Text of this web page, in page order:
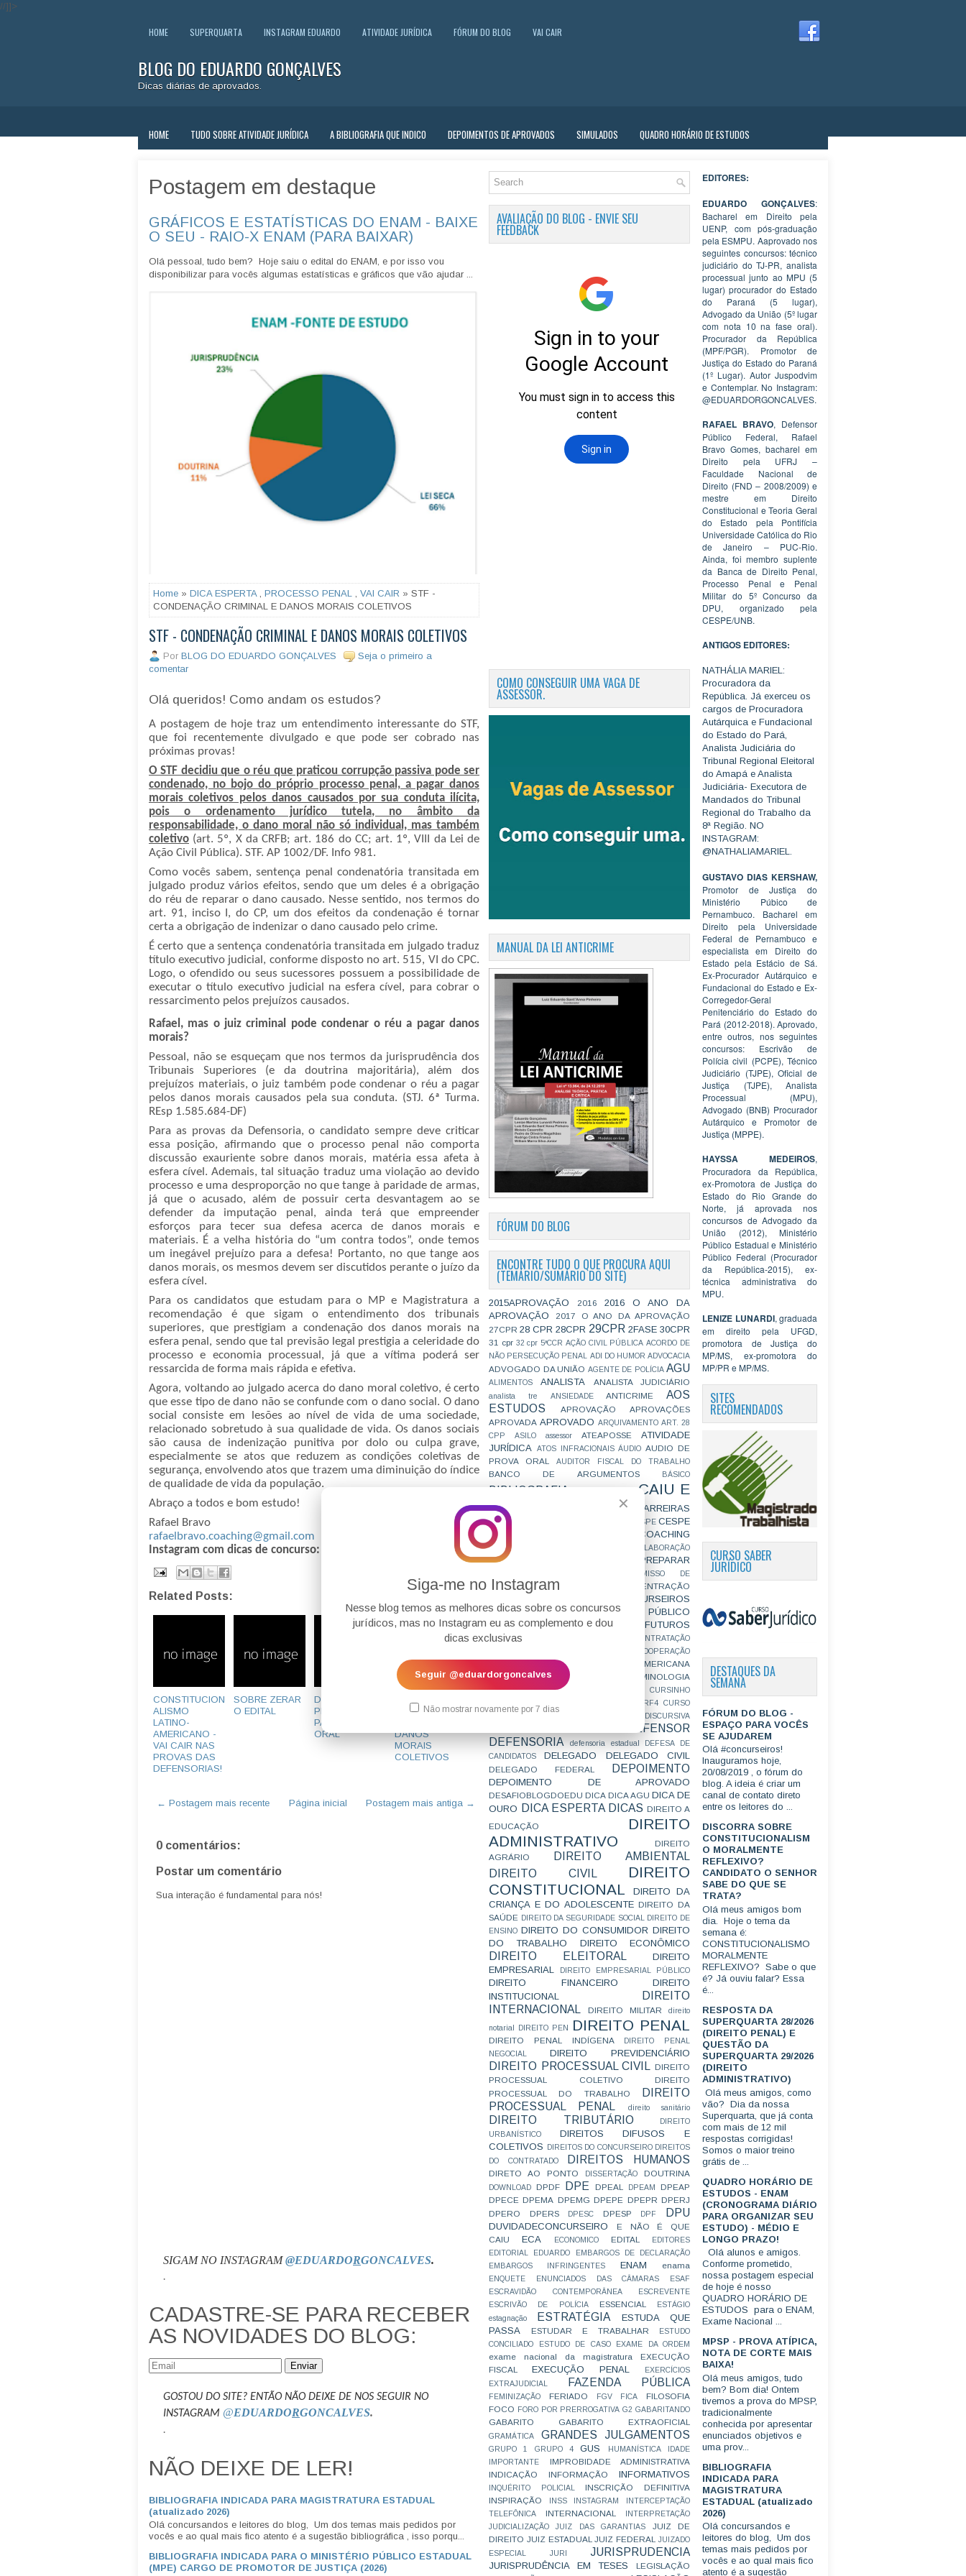
//]]>
HOME SUPERQUARTA INSTAGRAM EDUARDO ATIVIDADE JURÍDICA FÓRUM DO BLOG VAI CAIR
BLOG DO EDUARDO GONÇALVES
Dicas diárias de aprovados.
HOME TUDO SOBRE ATIVIDADE JURÍDICA A BIBLIOGRAFIA QUE INDICO DEPOIMENTOS DE APROVADOS SIMULADOS QUADRO HORÁRIO DE ESTUDOS
✕
Siga-me no Instagram
Nesse blog temos as melhores dicas sobre os concursos
jurídicos, mas no Instagram eu as complemento e dou
dicas exclusivas
Seguir @eduardorgoncalves
Não mostrar novamente por 7 dias
Postagem em destaque
GRÁFICOS E ESTATÍSTICAS DO ENAM - BAIXE
O SEU - RAIO-X ENAM (PARA BAIXAR)
Olá pessoal, tudo bem? Hoje saiu o edital do ENAM, e por isso vou
disponibilizar para vocês algumas estatísticas e gráficos que vão ajudar ...
Home » DICA ESPERTA, PROCESSO PENAL , VAI CAIR » STF -
CONDENAÇÃO CRIMINAL E DANOS MORAIS COLETIVOS
STF - CONDENAÇÃO CRIMINAL E DANOS MORAIS COLETIVOS
Por BLOG DO EDUARDO GONÇALVES
Seja o primeiro a
comentar
Olá queridos! Como andam os estudos?
A postagem de hoje traz um entendimento interessante do STF,
que foi recentemente divulgado e que pode ser cobrado nas
próximas provas!
O STF decidiu que o réu que praticou corrupção passiva pode ser
condenado, no bojo do próprio processo penal, a pagar danos
morais coletivos pelos danos causados por sua conduta ilícita,
pois o ordenamento jurídico tutela, no âmbito da
responsabilidade, o dano moral não só individual, mas também
coletivo (art. 5º, X da CRFB; art. 186 do CC; art. 1º, VIII da Lei de
Ação Civil Pública). STF. AP 1002/DF. Info 981.
Como vocês sabem, sentença penal condenatória transitada em
julgado produz vários efeitos, sendo que um deles é a obrigação
do réu de reparar o dano causado. Nesse sentido, nos termos do
art. 91, inciso I, do CP, um dos efeitos da condenação é tornar
certa a obrigação de indenizar o dano causado pelo crime.
É certo que a sentença condenatória transitada em julgado traduz
título executivo judicial, conforme disposto no art. 515, VI do CPC.
Logo, o ofendido ou seus sucessores possuem a possibilidade de
executar o título executivo judicial na esfera cível, para cobrar o
ressarcimento pelos prejuízos causados.
Rafael, mas o juiz criminal pode condenar o réu a pagar danos
morais?
Pessoal, não se esqueçam que nos termos da jurisprudência dos
Tribunais Superiores (e da doutrina majoritária), além dos
prejuízos materiais, o juiz também pode condenar o réu a pagar
pelos danos morais causados pela sua conduta. (STJ. 6ª Turma.
REsp 1.585.684-DF)
Para as provas da Defensoria, o candidato sempre deve criticar
essa posição, afirmando que o processo penal não comporta
discussão exauriente sobre danos morais, matéria essa afeta à
esfera cível. Ademais, tal situação traduz uma violação ao devido
processo e uma desproporção no que tange à paridade de armas,
já que o acusado, além de possuir certa desvantagem ao se
defender da imputação penal, ainda terá que empreender
esforços para tecer sua defesa acerca de danos morais e
materiais. É a velha história do “um contra todos”, onde temos
um inegável prejuízo para a defesa! Portanto, no que tange aos
danos morais, os mesmos devem ser discutidos perante o juízo da
esfera cível.
Para os candidatos que estudam para o MP e Magistratura a
recomendação é que sigam o entendimento dos tribunais
superiores, que prestigiam a condenação dos danos morais na
esfera penal, sendo que tal previsão legal prestigia a celeridade do
processo e economia processual, já que a vítima poderá ser
ressarcida de forma mais rápida e efetiva.
Agora, voltando ao julgado acerca do dano moral coletivo, é certo
que esse tipo de dano não se confunde com o dano social. O dano
social consiste em lesões ao nível de vida de uma sociedade,
relacionado sobretudo à sua qualidade de vida. Os danos sociais
são causa de indenização punitiva por dolo ou culpa grave,
especialmente se atos que reduzem as condições coletivas de
segurança, envolvendo atos que trazem uma diminuição do índice
de qualidade de vida da população.
Abraço a todos e bom estudo!
Rafael Bravo
rafaelbravo.coaching@gmail.com
Instagram com dicas de concurso: @rafaelbravog
Related Posts:
CONSTITUCION
ALISMO
LATINO-
AMERICANO -
VAI CAIR NAS
PROVAS DAS
DEFENSORIAS!
SOBRE ZERAR
O EDITAL
DICAS DE
PREPARAÇÃO
PARA PROVA
ORAL
CONDENAÇÃO
DANOS
MORAIS
COLETIVOS
← Postagem mais recente Postagem mais antiga →
Página inicial
0 comentários:
Postar um comentário
Sua interação é fundamental para nós!
SIGAM NO INSTAGRAM@EDUARDORGONCALVES.
.
CADASTRE-SE PARA RECEBER
AS NOVIDADES DO BLOG:
Enviar
GOSTOU DO SITE? ENTÃO NÃO DEIXE DE NOS SEGUIR NO
INSTAGRAM @EDUARDORGONCALVES.
.
NÃO DEIXE DE LER!
BIBLIOGRAFIA INDICADA PARA MAGISTRATURA ESTADUAL
(atualizado 2026)
Olá concursandos e leitores do blog, Um dos temas mais pedidos por
vocês e ao qual mais fico atento é a sugestão bibliográfica , isso porqu...
BIBLIOGRAFIA INDICADA PARA O MINISTÉRIO PÚBLICO ESTADUAL
(MPE) CARGO DE PROMOTOR DE JUSTIÇA (2026)
AVALIAÇÃO DO BLOG - ENVIE SEU
FEEDBACK
COMO CONSEGUIR UMA VAGA DE
ASSESSOR.
MANUAL DA LEI ANTICRIME
FÓRUM DO BLOG
ENCONTRE TUDO O QUE PROCURA AQUI
(TEMÁRIO/SUMÁRIO DO SITE)
2015APROVAÇÃO 2016
2016 O ANO DA
APROVAÇÃO
2017 O ANO DA APROVAÇÃO
27CPR 28 CPR 28CPR 29CPR 2FASE 30CPR
31 cpr 32 cpr 5ªCCR AÇÃO CIVIL PÚBLICA ACORDO DE
NÃO PERSECUÇÃO PENAL
ADI DO HUMOR ADVOCACIA
ADVOGADO DA UNIÃO AGENTE DE POLÍCIA AGU
ALIMENTOS ANALISTA ANALISTA JUDICIÁRIO
analista tre ANSIEDADE ANTICRIME
AOS
ESTUDOS
APROVAÇÃO
APROVAÇÕES
APROVADA APROVADO ARQUIVAMENTO ART. 28
CPP
ASILO assessor ATEAPOSSE
ATIVIDADE
JURÍDICA
ATOS INFRACIONAIS ÁUDIO AUDIO DE
PROVA ORAL
AUDITOR FISCAL DO TRABALHO
BANCO DE ARGUMENTOS BÁSICO
BIBLIOGRAFIA
CAIU E
VAI CAIR
CARREIRAS
CARREIRAS
JURÍDICAS
CEBRASPE CESPE
CF COACHING
CÓDIGO DE TRÂNSITO BRASILEIRO
COLABORAÇÃO
COMBATE À CORRUPÇÃO
COMO SE PREPARAR
COMPROMISSO DE
AJUSTAMENTO DE CONDUTA
CONCENTRAÇÃO
CONCURSEIROS
CONCURSO
CONCURSO PÚBLICO
CONCURSOS
CONCURSOS FUTUROS
CONCURSOS NÍVEL HARD
CONTRATAÇÃO
COOPERAÇÃO
CORTE INTERAMERICANA
CPC2015
CPI
CRIMINOLOGIA
CRONOGRAMA
CTB CURSINHO
CURSO ESTUDO DE CASO - TRF4
CURSO
PARA A SUBJETIVA
CURSO PROVA DISCURSIVA
DEFENSOR
DEFENSORIA
defensoria estadual
DEFESA DE
CANDIDATOS
DELEGADO DELEGADO CIVIL
DELEGADO FEDERAL DEPOIMENTO
DEPOIMENTO DE APROVADO
DESAFIOBLOGDOEDU DICA DICA AGU DICA DE
OURO DICA ESPERTA DICAS DIREITO A
EDUCAÇÃO
DIREITO
ADMINISTRATIVO
DIREITO
AGRÁRIO
DIREITO AMBIENTAL
DIREITO CIVIL
DIREITO
CONSTITUCIONAL
DIREITO DA
CRIANÇA E DO ADOLESCENTE DIREITO DA
SAÚDE
DIREITO DA SEGURIDADE SOCIAL
DIREITO DE
ENSINO DIREITO DO CONSUMIDOR DIREITO
DO TRABALHO
DIREITO ECONÔMICO
DIREITO ELEITORAL
DIREITO
EMPRESARIAL
DIREITO EMPRESARIAL PÚBLICO
DIREITO FINANCEIRO
DIREITO
INSTITUCIONAL
DIREITO
INTERNACIONAL
DIREITO MILITAR direito
notarial DIREITO PEN DIREITO PENAL
DIREITO PENAL INDÍGENA
DIREITO PENAL
NEGOCIAL
DIREITO PREVIDENCIÁRIO
DIREITO PROCESSUAL CIVIL
DIREITO
PROCESSUAL COLETIVO
DIREITO
PROCESSUAL DO TRABALHO
DIREITO
PROCESSUAL PENAL
direito sanitário
DIREITO TRIBUTÁRIO
DIREITO
URBANÍSTICO
DIREITOS DIFUSOS E
COLETIVOS
DIREITOS DO CONCURSEIRO DIREITOS
DO CONTRATADO
DIREITOS HUMANOS
DIRETO AO PONTO DISSERTAÇÃO DOUTRINA
DOWNLOAD DPDF DPE DPEAL DPEAM
DPEAP
DPECE DPEMA DPEMG DPEPE DPEPR DPERJ
DPERO
DPERS DPESC DPESP DPF DPU
DUVIDADECONCURSEIRO
E NÃO É QUE
CAIU
ECA ECONOMICO EDITAL
EDITORES
EDITORIAL
EDUARDO
EMBARGOS DE DECLARAÇÃO
EMBARGOS INFRINGENTES
ENAM enama
ENQUETE ENUNCIADOS DAS CÂMARAS
ESAF
ESCRAVIDÃO CONTEMPORÂNEA
ESCREVENTE
ESCRIVÃO DE POLÍCIA
ESSENCIAL
ESTÁGIO
estagnação
ESTRATÉGIA
ESTUDA QUE
PASSA
ESTUDAR E TRABALHAR
ESTUDO
CONCILIADO
ESTUDO DE CASO EXAME DA ORDEM
exame nacional da magistratura
EXECUÇÃO
FISCAL
EXECUÇÃO PENAL
EXERCÍCIOS
EXTRAJUDICIAL
FAZENDA PÚBLICA
FEMINIZAÇÃO FERIADO FGV FICA
FILOSOFIA
FOCO
FORO POR PRERROGATIVA G2 GABARITANDO
GABARITO GABARITO EXTRAOFICIAL
GRAMÁTICA GRANDES JULGAMENTOS
GRUPO 1 GRUPO 4 GUS HUMANÍSTICA
IDADE
IMPORTANTE
IMPROBIDADE ADMINISTRATIVA
INDICAÇÃO
INFORMAÇÃO INFORMATIVOS
INQUÉRITO POLICIAL
INSCRIÇÃO DEFINITIVA
INSPIRAÇÃO
INSS INSTAGRAM
INTERCEPTAÇÃO
TELEFÔNICA
INTERNACIONAL
INTERPRETAÇÃO
JUDICIALIZAÇÃO
JUIZ DAS GARANTIAS
JUIZ DE
DIREITO JUIZ ESTADUAL JUIZ FEDERAL
JUIZADO
ESPECIAL
JURI JURISPRUDENCIA
JURISPRUDÊNCIA EM TESES
LEGISLAÇÃO
EDITORES:
EDUARDO GONÇALVES:
Bacharel em Direito pela
UENP, com pós-graduação
pela ESMPU. Aaprovado nos
seguintes concursos: técnico
judiciário do TJ-PR, analista
processual junto ao MPU (5
lugar) procurador do Estado
do Paraná (5 lugar),
Advogado da União (5º lugar
com nota 10 na fase oral).
Procurador da República
(MPF/PGR). Promotor de
Justiça do Estado do Paraná
(1º Lugar). Autor Juspodvim
e Contemplar. No Instagram:
@EDUARDORGONCALVES.
RAFAEL BRAVO, Defensor
Público Federal, Rafael
Bravo Gomes, bacharel em
Direito pela UFRJ –
Faculdade Nacional de
Direito (FND – 2008/2009) e
mestre em Direito
Constitucional e Teoria Geral
do Estado pela Pontifícia
Universidade Católica do Rio
de Janeiro – PUC-Rio.
Ainda, foi membro suplente
da Banca de Direito Penal,
Processo Penal e Penal
Militar do 5º Concurso da
DPU, organizado pela
CESPE/UNB.
ANTIGOS EDITORES:
NATHÁLIA MARIEL:
Procuradora da
República. Já exerceu os
cargos de Procuradora
Autárquica e Fundacional
do Estado do Pará,
Analista Judiciária do
Tribunal Regional Eleitoral
do Amapá e Analista
Judiciária- Executora de
Mandados do Tribunal
Regional do Trabalho da
8ª Região. NO
INSTAGRAM:
@NATHALIAMARIEL.
GUSTAVO DIAS KERSHAW,
Promotor de Justiça do
Ministério Púbico de
Pernambuco. Bacharel em
Direito pela Universidade
Federal de Pernambuco e
especialista em Direito do
Estado pela Estácio de Sá.
Ex-Procurador Autárquico e
Fundacional do Estado e Ex-
Corregedor-Geral
Penitenciário do Estado do
Pará (2012-2018). Aprovado,
entre outros, nos seguintes
concursos: Escrivão de
Polícia civil (PCPE), Técnico
Judiciário (TJPE), Oficial de
Justiça (TJPE), Analista
Processual (MPU),
Advogado (BNB) Procurador
Autárquico e Promotor de
Justiça (MPPE).
HAYSSA MEDEIROS,
Procuradora da República,
ex-Promotora de Justiça do
Estado do Rio Grande do
Norte, já aprovada nos
concursos de Advogado da
União (2012), Ministério
Público Estadual e Ministério
Público Federal (Procurador
da República-2015), ex-
técnica administrativa do
MPU.
LENIZE LUNARDI, graduada
em direito pela UFGD,
promotora de Justiça do
MP/MS, ex-promotora do
MP/PR e MP/MS.
SITES
RECOMENDADOS
CURSO SABER
JURÍDICO
DESTAQUES DA
SEMANA
FÓRUM DO BLOG -
ESPAÇO PARA VOCÊS
SE AJUDAREM
Olá #concurseiros!
Inauguramos hoje,
20/08/2019 , o fórum do
blog. A ideia é criar um
canal de contato direto
entre os leitores do ...
DISCORRA SOBRE
CONSTITUCIONALISM
O MORALMENTE
REFLEXIVO?
CANDIDATO O SENHOR
SABE DO QUE SE
TRATA?
Olá meus amigos bom
dia. Hoje o tema da
semana é:
CONSTITUCIONALISMO
MORALMENTE
REFLEXIVO? Sabe o que
é? Já ouviu falar? Essa
é...
RESPOSTA DA
SUPERQUARTA 28/2026
(DIREITO PENAL) E
QUESTÃO DA
SUPERQUARTA 29/2026
(DIREITO
ADMINISTRATIVO)
Olá meus amigos, como
vão? Dia da nossa
Superquarta, que já conta
com mais de 12 mil
respostas corrigidas!
Somos o maior treino
grátis de ...
QUADRO HORÁRIO DE
ESTUDOS - ENAM
(CRONOGRAMA DIÁRIO
PARA ORGANIZAR SEU
ESTUDO) - MÉDIO E
LONGO PRAZO!
Olá alunos e amigos.
Conforme prometido,
nossa postagem especial
de hoje é nosso
QUADRO HORÁRIO DE
ESTUDOS para o ENAM,
Exame Nacional ...
MPSP - PROVA ATÍPICA,
NOTA DE CORTE MAIS
BAIXA!
Olá meus amigos, tudo
bem? Bom dia! Ontem
tivemos a prova do MPSP,
tradicionalmente
conhecida por apresentar
enunciados objetivos e
uma prov...
BIBLIOGRAFIA
INDICADA PARA
MAGISTRATURA
ESTADUAL (atualizado
2026)
Olá concursandos e
leitores do blog, Um dos
temas mais pedidos por
vocês e ao qual mais fico
atento é a sugestão